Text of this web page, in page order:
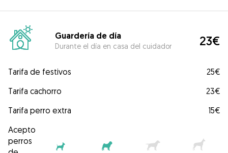
Guardería de día
Durante el día en casa del cuidador 23€
Tarifa de festivos
25€
Tarifa cachorro
23€
Tarifa perro extra
15€
Acepto
perros